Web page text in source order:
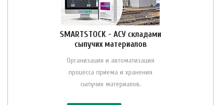
SMARTSTOCK - АСУ складами
сыпучих материалов
Организация и автоматизация
процесса приема и хранения
сыпучих материалов.